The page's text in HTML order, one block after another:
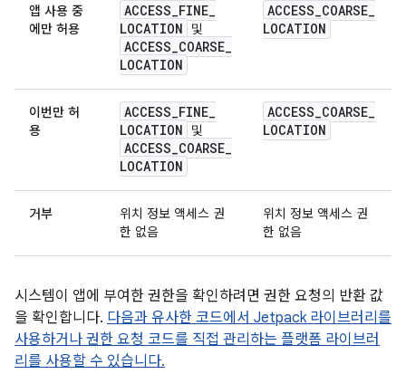
앱 사용 중
에만 허용
ACCESS FINE
LOCATION
및
ACCESS COARSE
LOCATION
ACCESS COARSE
LOCATION
이번만 허
용
ACCESS FINE
LOCATION
및
ACCESS COARSE
LOCATION
ACCESS COARSE
LOCATION
거부
위치 정보 액세스 권
한 없음
위치 정보 액세스 권
한 없음
시스템이 앱에 부여한 권한을 확인하려면 권한 요청의 반환 값
을 확인합니다. 다음과 유사한 코드에서 Jetpack 라이브러리를
사용하거나 권한 요청 코드를 직접 관리하는 플랫폼 라이브러
리를 사용할 수 있습니다.